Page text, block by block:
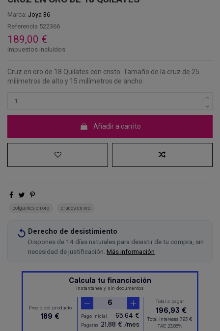
Marca: Joya 36
Referencia 522366
189,00 €
Impuestos incluidos
Cruz en oro de 18 Quilates con cristo. Tamaño de la cruz de 25
milímetros de alto y 15 milímetros de ancho.
Añadir a carrito
colgantes en oro cruces en oro
Derecho de desistimiento
Dispones de 14 días naturales para desistir de tu compra, sin
necesidad de justificación. Más información